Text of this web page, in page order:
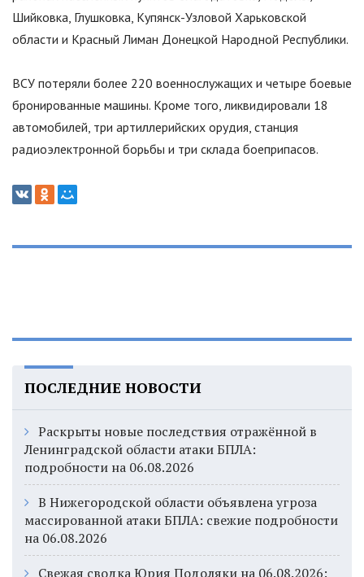
Шийковка, Глушковка, Купянск-Узловой Харьковской
области и Красный Лиман Донецкой Народной Республики.
ВСУ потеряли более 220 военнослужащих и четыре боевые
бронированные машины. Кроме того, ликвидировали 18
автомобилей, три артиллерийских орудия, станция
радиоэлектронной борьбы и три склада боеприпасов.
ПОСЛЕДНИЕ НОВОСТИ
Раскрыты новые последствия отражённой в
Ленинградской области атаки БПЛА:
подробности на 06.08.2026
В Нижегородской области объявлена угроза
массированной атаки БПЛА: свежие подробности
на 06.08.2026
Свежая сводка Юрия Подоляки на 06.08.2026: